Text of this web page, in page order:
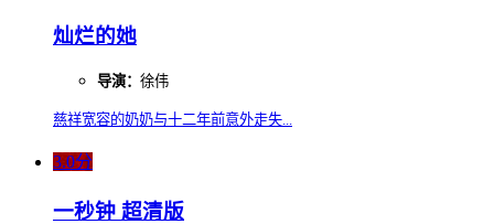
灿烂的她
导演： 徐伟
慈祥宽容的奶奶与十二年前意外走失...
3.0分
一秒钟 超清版